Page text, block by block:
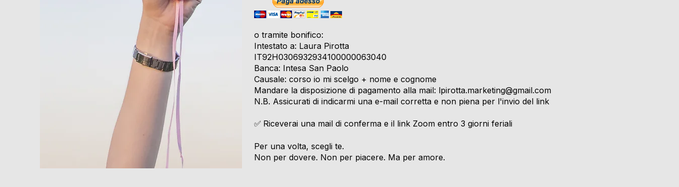
o tramite bonifico:
Intestato a: Laura Pirotta
IT92H0306932934100000063040
Banca: Intesa San Paolo
Causale: corso io mi scelgo + nome e cognome
Mandare la disposizione di pagamento alla mail: lpirotta.marketing@gmail.com
N.B. Assicurati di indicarmi una e-mail corretta e non piena per l'invio del link
✅ Riceverai una mail di conferma e il link Zoom entro 3 giorni feriali
Per una volta, scegli te.
Non per dovere. Non per piacere. Ma per amore.